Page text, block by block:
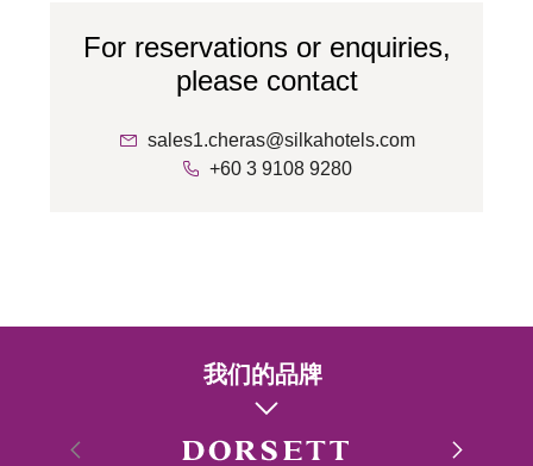
For reservations or enquiries,
please contact
sales1.cheras@silkahotels.com
+60 3 9108 9280
我们的品牌